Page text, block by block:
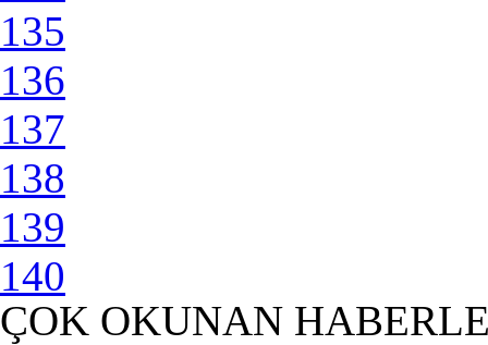
135
136
137
138
139
140
ÇOK OKUNAN